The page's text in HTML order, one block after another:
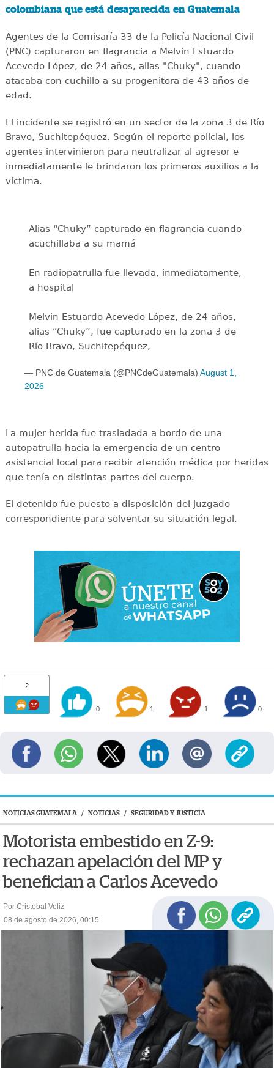
colombiana que está desaparecida en Guatemala
Agentes de la Comisaría 33 de la Policía Nacional Civil
(PNC) capturaron en flagrancia a Melvin Estuardo
Acevedo López, de 24 años, alias "Chuky", cuando
atacaba con cuchillo a su progenitora de 43 años de
edad.
El incidente se registró en un sector de la zona 3 de Río
Bravo, Suchitepéquez. Según el reporte policial, los
agentes intervinieron para neutralizar al agresor e
inmediatamente le brindaron los primeros auxilios a la
víctima.
Alias “Chuky” capturado en flagrancia cuando
acuchillaba a su mamá
En radiopatrulla fue llevada, inmediatamente,
a hospital
Melvin Estuardo Acevedo López, de 24 años,
alias “Chuky”, fue capturado en la zona 3 de
Río Bravo, Suchitepéquez,
— PNC de Guatemala (@PNCdeGuatemala) August 1,
2026
La mujer herida fue trasladada a bordo de una
autopatrulla hacia la emergencia de un centro
asistencial local para recibir atención médica por heridas
que tenía en distintas partes del cuerpo.
​El detenido fue puesto a disposición del juzgado
correspondiente para solventar su situación legal.
2
0 1 1 0
NOTICIAS GUATEMALA / NOTICIAS / SEGURIDAD Y JUSTICIA
Motorista embestido en Z-9:
rechazan apelación del MP y
benefician a Carlos Acevedo
Por Cristóbal Veliz
08 de agosto de 2026, 00:15